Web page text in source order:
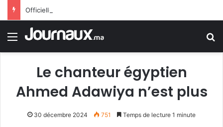
Menu
Le chanteur égyptien
Ahmed Adawiya n’est plus
30 décembre 2024 751 Temps de lecture 1 minute